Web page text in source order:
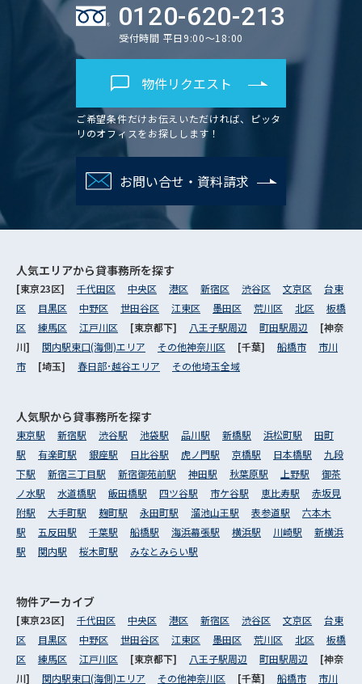
0120-620-213
受付時間 平日9:00～18:00
物件リクエスト
ご希望条件だけお伝えいただければ、ピッタ
リのオフィスをお探しします！
お問い合せ・資料請求
人気エリアから貸事務所を探す
[東京23区] 千代田区 中央区 港区 新宿区 渋谷区 文京区
台東
区
目黒区 中野区 世田谷区 江東区 墨田区 荒川区 北区
板橋
区
練馬区 江戸川区 [東京都下] 八王子駅周辺 町田駅周辺
[神奈
川] 関内駅東口(海側)エリア その他神奈川区 [千葉] 船橋市
市川
市
[埼玉] 春日部･越谷エリア その他埼玉全域
人気駅から貸事務所を探す
東京駅 新宿駅 渋谷駅 池袋駅 品川駅 新橋駅 浜松町駅
田町
駅
有楽町駅 銀座駅 日比谷駅 虎ノ門駅 京橋駅 日本橋駅
九段
下駅
新宿三丁目駅 新宿御苑前駅 神田駅 秋葉原駅 上野駅
御茶
ノ水駅
水道橋駅 飯田橋駅 四ツ谷駅 市ケ谷駅 恵比寿駅
赤坂見
附駅
大手町駅 麹町駅 永田町駅 溜池山王駅 表参道駅
六本木
駅
五反田駅 千葉駅 船橋駅 海浜幕張駅 横浜駅 川崎駅
新横浜
駅
関内駅 桜木町駅 みなとみらい駅
物件アーカイブ
[東京23区] 千代田区 中央区 港区 新宿区 渋谷区 文京区
台東
区
目黒区 中野区 世田谷区 江東区 墨田区 荒川区 北区
板橋
区
練馬区 江戸川区 [東京都下] 八王子駅周辺 町田駅周辺
[神奈
川] 関内駅東口(海側)エリア その他神奈川区 [千葉] 船橋市 市川